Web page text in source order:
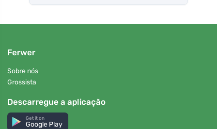
Ferwer
Sobre nós
Grossista
Descarregue a aplicação
Get it on
Google Play